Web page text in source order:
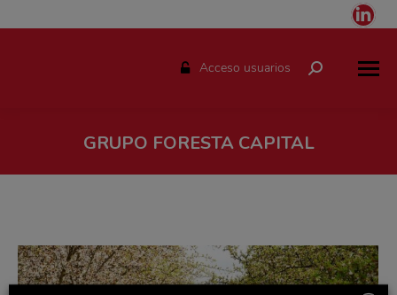
Acceso usuarios Buscar:
GRUPO FORESTA CAPITAL